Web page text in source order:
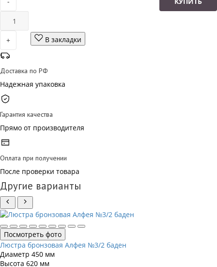
+ В закладки
Доставка по РФ
Надежная упаковка
Гарантия качества
Прямо от производителя
Оплата при получении
После проверки товара
Другие варианты
Посмотреть фото
Люстра бронзовая Алфея №3/2 баден
Диаметр 450 мм
Высота 620 мм